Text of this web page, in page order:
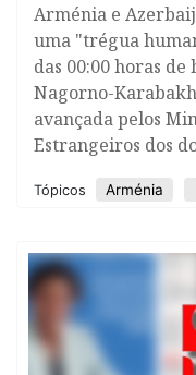
Arménia e
uma "trégua
das 00:00 horas
Nagorno-
avançada pelos
Estrangeiros dos
Tópicos Arménia